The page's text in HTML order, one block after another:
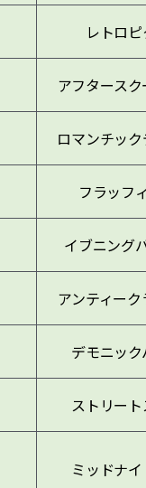
レトロ
アフタース
ロマンチッ
フラッフ
イブニング
アンティー
デモニッ
ストリー
ミッドナ